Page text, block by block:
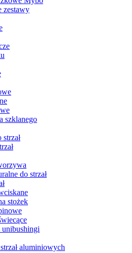
zestawy
szklanego
do strzał
stożek
unibushingi
aluminiowych